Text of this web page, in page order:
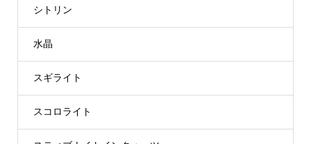
シトリン
水晶
スギライト
スコロライト